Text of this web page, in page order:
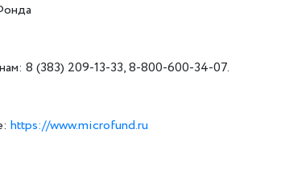
8 (383) 209-13-33, 8-800-600-34-07.
https://www.microfund.ru